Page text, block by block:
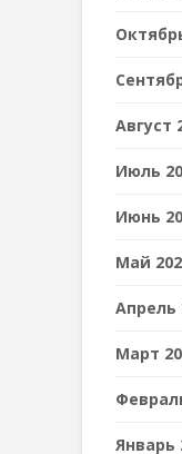
Август
Июль
Июнь
Май
Апрель
Март
Январь